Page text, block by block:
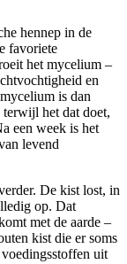
hennep in de
favoriete
het mycelium –
en
is dan
het dat doet,
een week is het
levend
De kist lost, in
op. Dat
met de aarde –
kist die er soms
uit